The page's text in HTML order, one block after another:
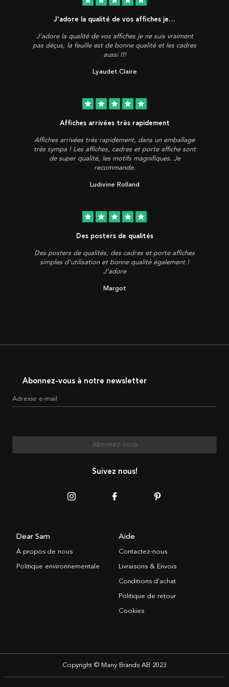
J'adore la qualité de vos affiches je…
J'adore la qualité de vos affiches je ne suis vraiment
pas déçus, la feuille est de bonne qualité et les cadres
aussi !!!
Lyaudet Claire
star star star star star
Affiches arrivées très rapidement
Affiches arrivées très rapidement, dans un emballage
très sympa ! Les affiches, cadres et porte affiche sont
de super qualité, les motifs magnifiques. Je
recommande.
Ludivine Rolland
star star star star star
Des posters de qualités
Des posters de qualités, des cadres et porte affiches
simples d'utilisation et bonne qualité également !
J'adore
Margot
Abonnez-vous à notre newsletter
Adresse e-mail
Abonnez-vous
Suivez nous!
Dear Sam
À propos de nous
Politique environnementale
Aide
Contactez-nous
Livraisons & Envois
Conditions d’achat
Politique de retour
Cookies
Copyright © Many Brands AB 2023